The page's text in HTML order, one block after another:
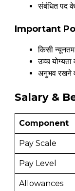
संबंधित पद के
Important
किसी न्यूनतम
उच्च
अनुभव रखने
Salary &
Component
Pay Scale
Pay Level
Allowances